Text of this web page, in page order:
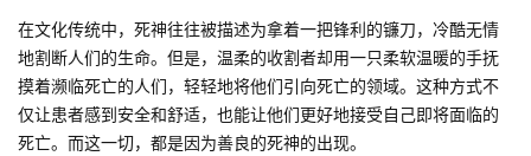
在文化传统中，死神往往被描述为拿着一把锋利的镰刀，冷酷无情
地割断人们的生命。但是，温柔的收割者却用一只柔软温暖的手抚
摸着濒临死亡的人们，轻轻地将他们引向死亡的领域。这种方式不
仅让患者感到安全和舒适，也能让他们更好地接受自己即将面临的
死亡。而这一切，都是因为善良的死神的出现。